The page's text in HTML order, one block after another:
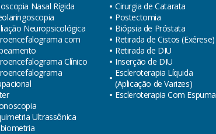
Nasal Rígida
Neuropsicológica
com
Clínico
Ultrassônica
Cirurgia de Catarata
Postectomia
Biópsia de Próstata
Retirada de Cistos (Exérese)
Retirada de DIU
Inserção de DIU
Escleroterapia Líquida
(Aplicação de Varizes)
Escleroterapia Com Espuma